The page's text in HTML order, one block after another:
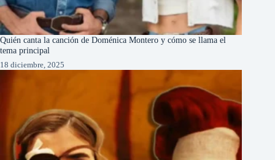
Quién canta la canción de Doménica Montero y cómo se llama el
tema principal
18 diciembre, 2025